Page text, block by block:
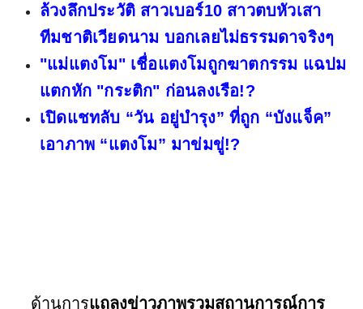
ล้วงลึกประวัติ สาวเบอร์10 สาวตบหัวเสา
ทีมชาติเวียดนาม บอกเลยไม่ธรรมดาจริงๆ
"แม่แตงโม" เชื่อแตงโมถูกฆาตกรรม แฉปม
แตกหัก "กระติก" ก่อนลงเรือ!?
เปิดแชทลับ “วัน อยู่บำรุง” ที่ถูก “บังแจ็ค”
เอาภาพ “แตงโม” มาข่มขู่!?
ด้านการแถลงข่าวภาพรวมสถานการณ์การ